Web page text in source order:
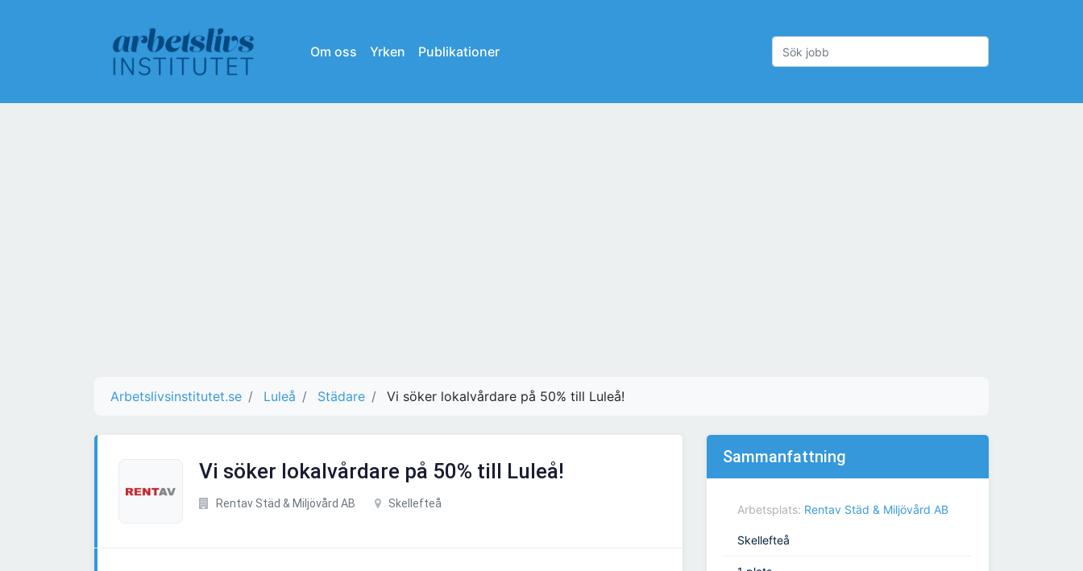
Om oss Yrken Publikationer
Arbetslivsinstitutet.se Luleå Städare Vi söker lokalvårdare på 50% till Luleå!
Vi söker lokalvårdare på 50% till Luleå!
Rentav Städ & Miljövård AB Skellefteå
Sammanfattning
Arbetsplats: Rentav Städ & Miljövård AB
Skellefteå